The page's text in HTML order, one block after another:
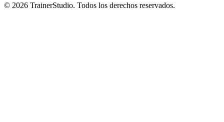
© 2026 TrainerStudio. Todos los derechos reservados.